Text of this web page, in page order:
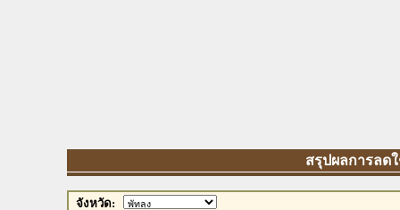
สรุปผลการลดใ
จังหวัด: